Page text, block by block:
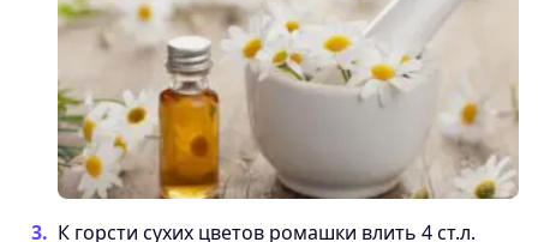
К горсти сухих цветов ромашки влить 4 ст.л.